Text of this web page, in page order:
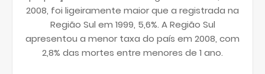
2008, foi ligeiramente maior que a registrada na
Região Sul em 1999, 5,6%. A Região Sul
apresentou a menor taxa do país em 2008, com
2,8% das mortes entre menores de 1 ano.